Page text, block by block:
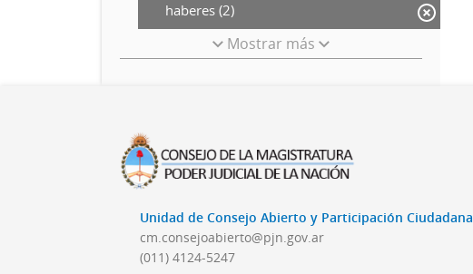
haberes (2)
Mostrar más
Unidad de Consejo Abierto y Participación Ciudadana
cm.consejoabierto@pjn.gov.ar
(011) 4124-5247